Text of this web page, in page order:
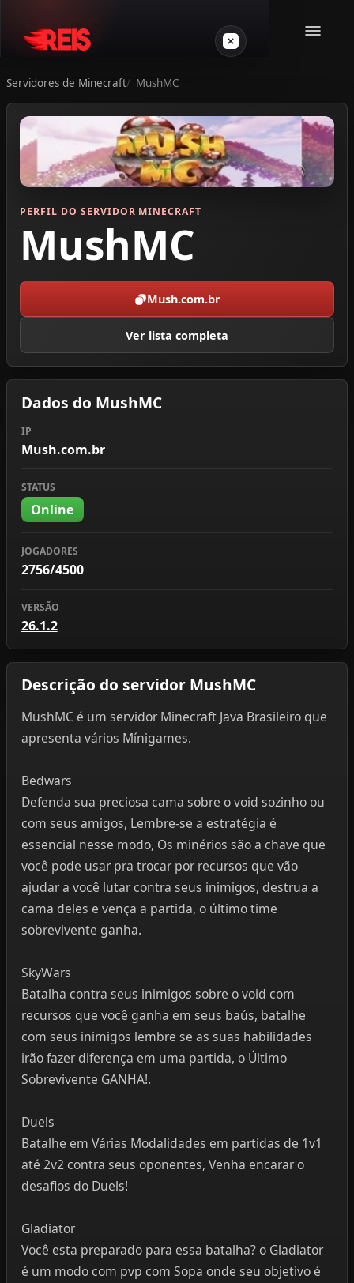
Minecraft
Outros jogos
Login
Crie seu servidor
Servidores de Minecraft MushMC
PERFIL DO SERVIDOR MINECRAFT
MushMC
Mush.com.br
Ver lista completa
Dados do MushMC
IP
Mush.com.br
STATUS
Online
JOGADORES
2756/4500
VERSÃO
26.1.2
Descrição do servidor MushMC
MushMC é um servidor Minecraft Java Brasileiro que
apresenta vários Mínigames.
Bedwars
Defenda sua preciosa cama sobre o void sozinho ou
com seus amigos, Lembre-se a estratégia é
essencial nesse modo, Os minérios são a chave que
você pode usar pra trocar por recursos que vão
ajudar a você lutar contra seus inimigos, destrua a
cama deles e vença a partida, o último time
sobrevivente ganha.
SkyWars
Batalha contra seus inimigos sobre o void com
recursos que você ganha em seus baús, batalhe
com seus inimigos lembre se as suas habilidades
irão fazer diferença em uma partida, o Último
Sobrevivente GANHA!.
Duels
Batalhe em Várias Modalidades em partidas de 1v1
até 2v2 contra seus oponentes, Venha encarar o
desafios do Duels!
Gladiator
Você esta preparado para essa batalha? o Gladiator
é um modo com pvp com Sopa onde seu objetivo é